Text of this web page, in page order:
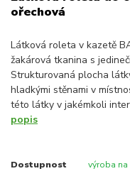
ořechová
Látková roleta v kazetě
žakárová tkanina s
Strukturovaná plocha
hladkými stěnami v
této látky v jakémkoli
popis
Dostupnost výroba na